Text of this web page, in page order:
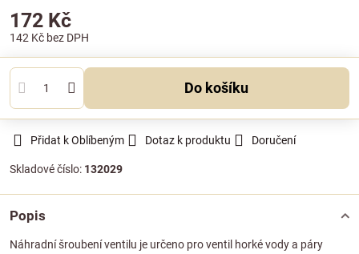
172 Kč
142 Kč bez DPH
Do košíku
Přidat k Oblíbeným Dotaz k produktu Doručení
Skladové číslo: 132029
Popis
Náhradní šroubení ventilu je určeno pro ventil horké vody a páry